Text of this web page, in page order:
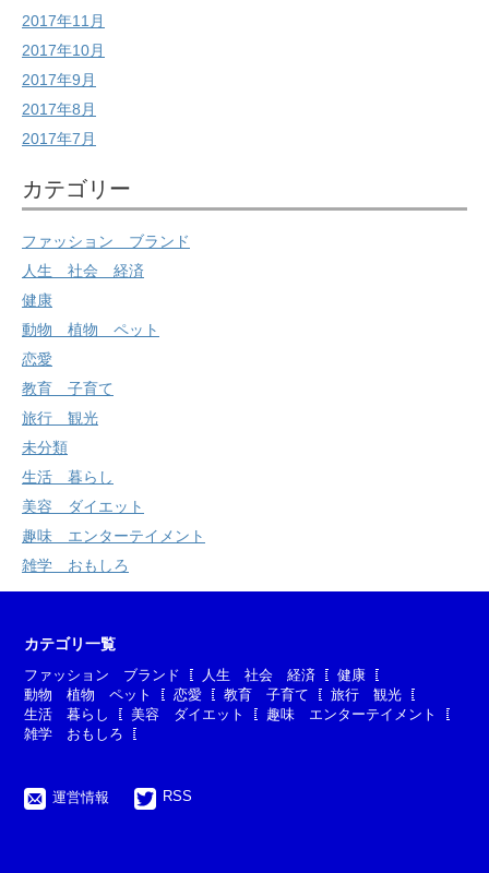
2017年11月
2017年10月
2017年9月
2017年8月
2017年7月
カテゴリー
ファッション ブランド
人生 社会 経済
健康
動物 植物 ペット
恋愛
教育 子育て
旅行 観光
未分類
生活 暮らし
美容 ダイエット
趣味 エンターテイメント
雑学 おもしろ
カテゴリ一覧
ファッション ブランド 人生 社会 経済
健康
動物 植物 ペット
恋愛 教育 子育て
旅行 観光
生活 暮らし
美容 ダイエット
趣味 エンターテイメント
雑学 おもしろ
運営情報 RSS